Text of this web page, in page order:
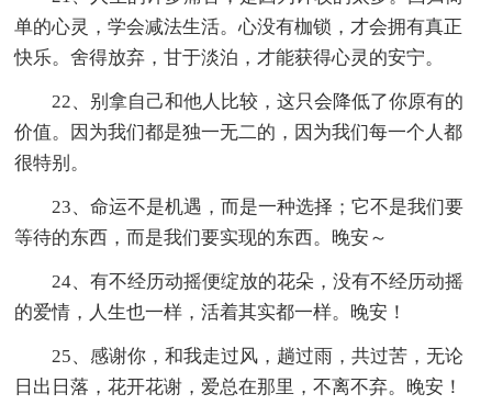
单的心灵，学会减法生活。心没有枷锁，才会拥有真正
快乐。舍得放弃，甘于淡泊，才能获得心灵的安宁。
22、别拿自己和他人比较，这只会降低了你原有的
价值。因为我们都是独一无二的，因为我们每一个人都
很特别。
23、命运不是机遇，而是一种选择；它不是我们要
等待的东西，而是我们要实现的东西。晚安～
24、有不经历动摇便绽放的花朵，没有不经历动摇
的爱情，人生也一样，活着其实都一样。晚安！
25、感谢你，和我走过风，趟过雨，共过苦，无论
日出日落，花开花谢，爱总在那里，不离不弃。晚安！